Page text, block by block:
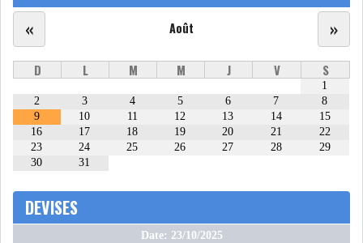
Août
« »
D L M M J V S
1
2
3 4 5 6 7
8
9
10 11 12 13 14
15
16
17 18 19 20 21
22
23
24 25 26 27 28
29
30
31
DEVISES
Date: 23/10/2025